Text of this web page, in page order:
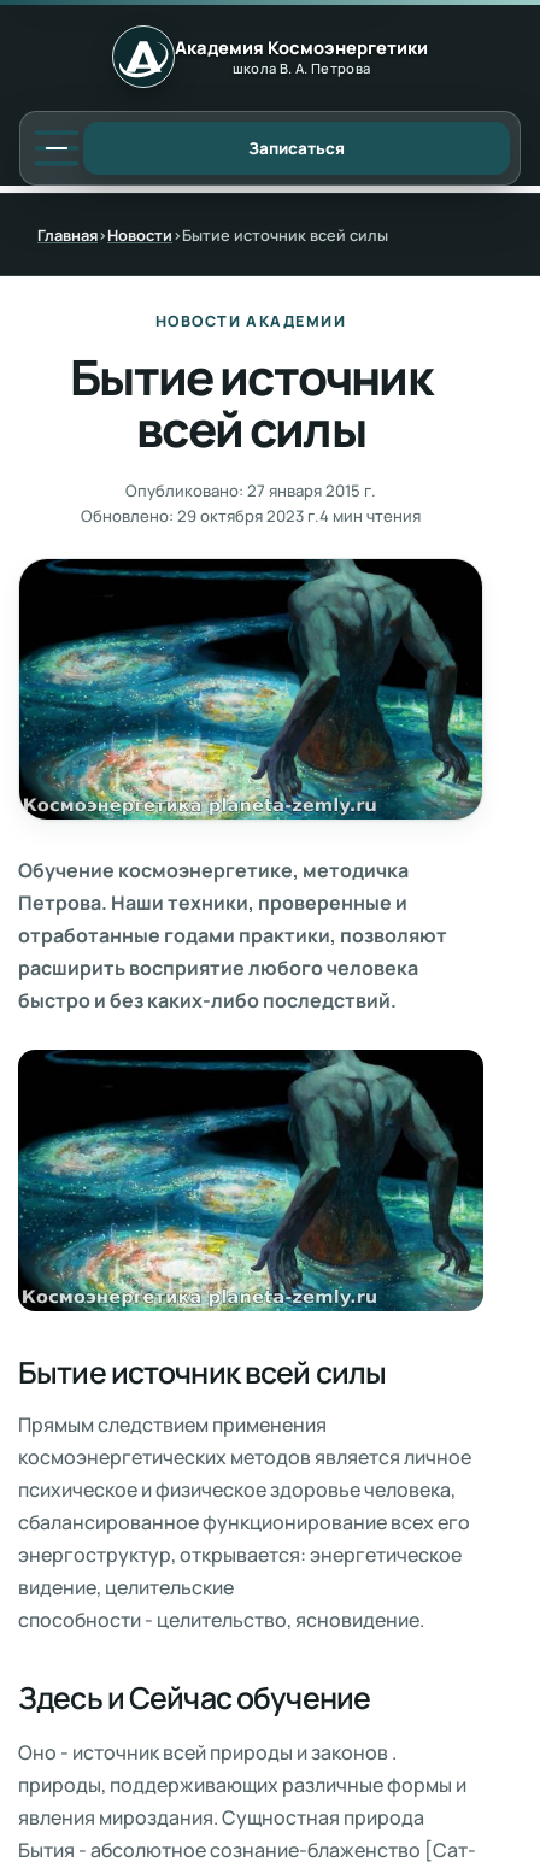
Академия Космоэнергетики
школа В. А. Петрова
Записаться
Главная›Новости›Бытие источник всей силы
НОВОСТИ АКАДЕМИИ
Бытие источник
всей силы
Опубликовано: 27 января 2015 г.
Обновлено: 29 октября 2023 г.4 мин чтения
Обучение космоэнергетике, методичка
Петрова. Наши техники, проверенные и
отработанные годами практики, позволяют
расширить восприятие любого человека
быстро и без каких-либо последствий.
Бытие источник всей силы
Прямым следствием применения
космоэнергетических методов является личное
психическое и физическое здоровье человека,
сбалансированное функционирование всех его
энергоструктур, открывается: энергетическое
видение, целительские
способности - целительство, ясновидение.
Здесь и Сейчас обучение
Оно - источник всей природы и законов .
природы, поддерживающих различные формы и
явления мироздания. Сущностная природа
Бытия - абсолютное сознание-блаженство [Сат-